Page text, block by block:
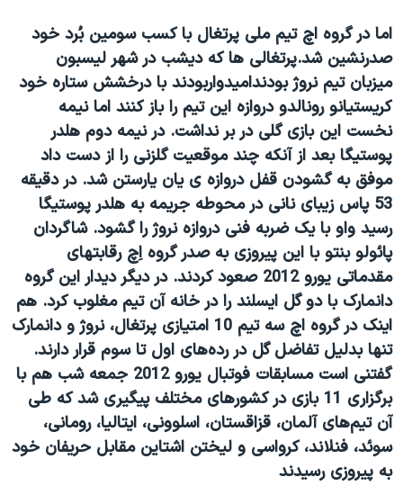
اما در گروه اچ تیم ملی پرتغال با کسب سومین بُرد خود
صدرنشین شد.پرتغالی ها که دیشب در شهر لیسبون
میزبان تیم نروژ بودندامیدواربودند با درخشش ستاره خود
کریستیانو رونالدو دروازه این تیم را باز کنند اما نیمه
نخست این بازی گلی در بر نداشت. در نیمه دوم هلدر
پوستیگا بعد از آنکه چند موقعیت گلزنی را از دست داد
موفق به گشودن قفل دروازه ی یان یارستن شد. در دقیقه
53 پاس زیبای نانی در محوطه جریمه به هلدر پوستیگا
رسید واو با یک ضربه فنی دروازه نروژ را گشود. شاگردان
پائولو بنتو با این پیروزی به صدر گروه اِچ رقابتهای
مقدماتی یورو 2012 صعود کردند. در دیگر دیدار این گروه
دانمارک با دو گل ایسلند را در خانه آن تیم مغلوب کرد. هم
اینک در گروه اچ سه تیم 10 امتیازی پرتغال، نروژ و دانمارک
تنها بدلیل تفاضل گل در رده‌های اول تا سوم قرار دارند.
گفتنی است مسابقات فوتبال یورو 2012 جمعه شب هم با
برگزاری 11 بازی در کشورهای مختلف پیگیری شد که طی
آن تیم‌های آلمان، قزاقستان، اسلوونی، ایتالیا، رومانی،
سوئد، فنلاند، کرواسی و لیختن اشتاین مقابل حریفان خود
به پیروزی رسیدند